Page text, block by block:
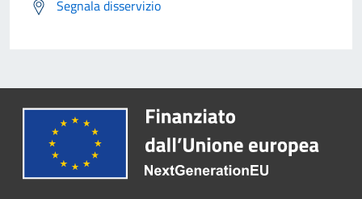
Segnala disservizio